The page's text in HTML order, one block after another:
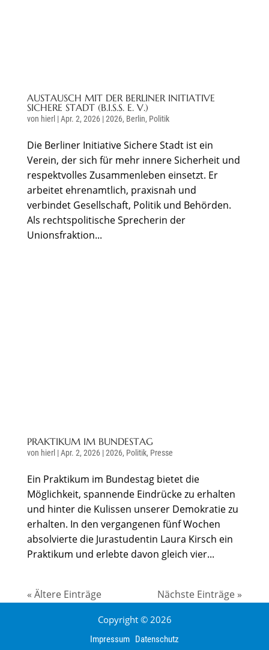
AUSTAUSCH MIT DER BERLINER INITIATIVE
SICHERE STADT (B.I.S.S. E. V.)
von hierl |Apr. 2, 2026|2026, Berlin, Politik
Die Berliner Initiative Sichere Stadt ist ein
Verein, der sich für mehr innere Sicherheit und
respektvolles Zusammenleben einsetzt. Er
arbeitet ehrenamtlich, praxisnah und
verbindet Gesellschaft, Politik und Behörden.
Als rechtspolitische Sprecherin der
Unionsfraktion...
PRAKTIKUM IM BUNDESTAG
von hierl |Apr. 2, 2026|2026, Politik, Presse
Ein Praktikum im Bundestag bietet die
Möglichkeit, spannende Eindrücke zu erhalten
und hinter die Kulissen unserer Demokratie zu
erhalten. In den vergangenen fünf Wochen
absolvierte die Jurastudentin Laura Kirsch ein
Praktikum und erlebte davon gleich vier...
« Ältere Einträge Nächste Einträge »
Copyright © 2026
Impressum Datenschutz